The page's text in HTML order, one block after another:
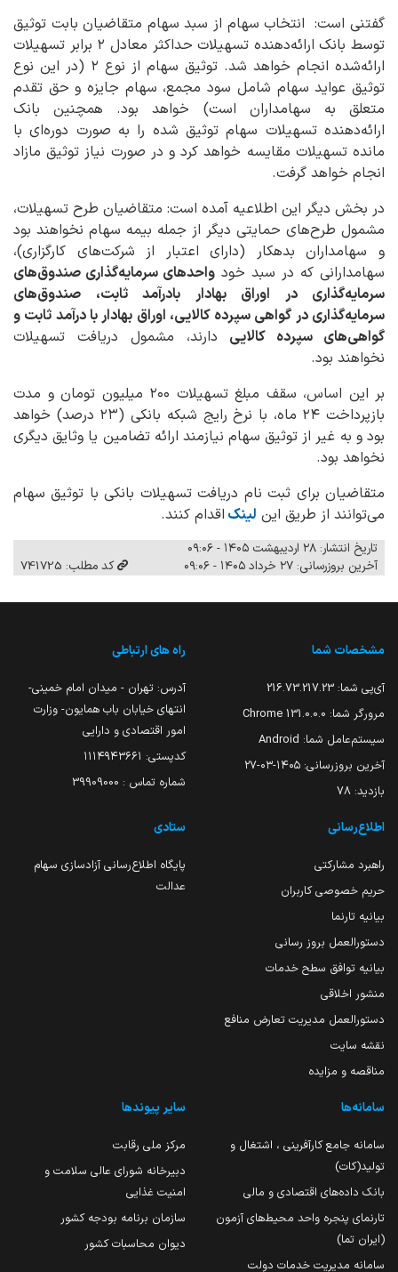
گفتنی است: انتخاب سهام از سبد سهام متقاضیان بابت توثیق
توسط بانک ارائه‌دهنده تسهیلات حداکثر معادل ۲ برابر تسهیلات
ارائه‌شده انجام خواهد شد. توثیق سهام از نوع ۲ (در این نوع
توثیق عواید سهام شامل سود مجمع، سهام جایزه و حق تقدم
متعلق به سهامداران است) خواهد بود. همچنین بانک
ارائه‌دهنده تسهیلات سهام توثیق شده را به صورت دوره‌ای با
مانده‌ تسهیلات مقایسه خواهد کرد و در صورت نیاز توثیق مازاد
انجام خواهد گرفت.
در بخش دیگر این اطلاعیه آمده است: متقاضیان طرح تسهیلات،
مشمول طرح‌های حمایتی دیگر از جمله بیمه سهام نخواهند بود
و سهامداران بدهکار (دارای اعتبار از شرکت‌های کارگزاری)،
سهامدارانی که در سبد خود واحدهای سرمایه‌گذاری صندوق‌های
سرمایه‌گذاری در اوراق بهادار بادرآمد ثابت، صندوق‌های
سرمایه‌گذاری در گواهی سپرده کالایی، اوراق بهادار با درآمد ثابت و
گواهی‌های سپرده کالایی دارند، مشمول دریافت تسهیلات
نخواهند بود.
بر این اساس، سقف مبلغ تسهیلات ۲۰۰ میلیون تومان و مدت
بازپرداخت ۲۴ ماه، با نرخ رایج شبکه بانکی (۲۳ درصد) خواهد
بود و به غیر از توثیق سهام نیازمند ارائه تضامین یا وثایق دیگری
نخواهد بود.
متقاضیان برای ثبت نام دریافت تسهیلات بانکی با توثیق سهام
می‌توانند از طریق این لینک اقدام کنند.
تاریخ انتشار: ۲۸ اردیبهشت ۱۴۰۵ - ۰۹:۰۶
آخرین بروزرسانی: ۲۷ خرداد ۱۴۰۵ - ۰۹:۰۶
کد مطلب: 741725
مشخصات شما
آی‌پی شما: 216.73.217.23
مرورگر شما: 131.0.0.0 Chrome
سیستم‌عامل شما: Android
آخرین بروزرسانی: ۱۴۰۵-۰۳-۲۷
بازدید: 78
راه های ارتباطی
آدرس: تهران - میدان امام خمینی-
انتهای خیابان باب همایون- وزارت
امور اقتصادی و دارایی
کدپستی: ۱۱۱۴۹۴۳۶۶۱
شماره تماس : 39909000
اطلاع‌رسانی
راهبرد مشارکتی
حریم خصوصی کاربران
بیانیه تارنما
دستورالعمل بروز رسانی
بیانیه توافق سطح خدمات
منشور اخلاقی
دستورالعمل مدیریت تعارض منافع
نقشه سایت
مناقصه و مزایده
ستادی
پایگاه اطلاع‌رسانی آزادسازی سهام
عدالت
سامانه‌ها
سامانه جامع کارآفرینی ، اشتغال و
تولید(کات)
بانک داده‌های اقتصادی و مالی
تارنمای پنجره واحد محیط‌های آزمون
(ایران تما)
سامانه مدیریت خدمات دولت
سایر پیوندها
مرکز ملی رقابت
دبیرخانه شورای عالی سلامت و
امنیت غذایی
سازمان برنامه بودجه کشور
دیوان محاسبات کشور